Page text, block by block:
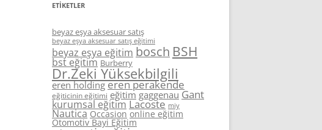
ETIKETLER
beyaz eşya aksesuar satış
beyaz eşya aksesuar satış eğitimi
beyaz eşya eğitim bosch BSH
bst eğitim Burberry
Dr.Zeki Yüksekbilgili
eren holding eren perakende
eğiticinin eğitimi eğitim gaggenau Gant
kurumsal eğitim Lacoste miy
Nautica Occasion online eğitim
Otomotiv Bayi Eğitim